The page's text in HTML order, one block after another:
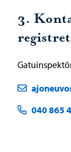
3.
registret
040 865